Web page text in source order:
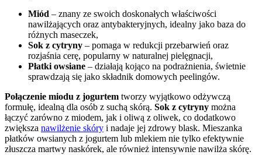
Miód – znany ze swoich doskonałych właściwości
nawilżających oraz antybakteryjnych, idealny jako baza do
różnych maseczek,
Sok z cytryny – pomaga w redukcji przebarwień oraz
rozjaśnia cerę, popularny w naturalnej pielęgnacji,
Płatki owsiane – działają kojąco na podrażnienia, świetnie
sprawdzają się jako składnik domowych peelingów.
Połączenie miodu z jogurtem tworzy wyjątkowo odżywczą
formułę, idealną dla osób z suchą skórą. Sok z cytryny można
łączyć zarówno z miodem, jak i oliwą z oliwek, co dodatkowo
zwiększa nawilżenie skóry i nadaje jej zdrowy blask. Mieszanka
płatków owsianych z jogurtem lub mlekiem nie tylko efektywnie
złuszcza martwy naskórek, ale również intensywnie nawilża skórę.